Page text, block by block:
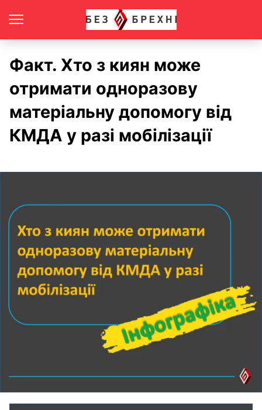
Факт. Хто з киян може
отримати одноразову
матеріальну допомогу від
КМДА у разі мобілізації